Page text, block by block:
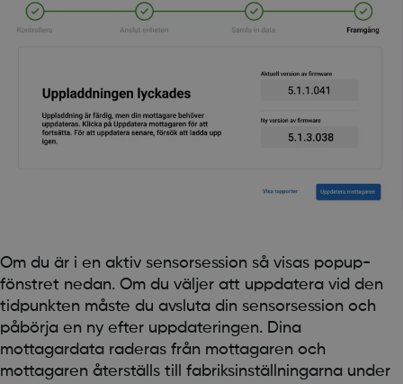
Om du är i en aktiv sensorsession så visas popup-
fönstret nedan. Om du väljer att uppdatera vid den
tidpunkten måste du avsluta din sensorsession och
påbörja en ny efter uppdateringen. Dina
mottagardata raderas från mottagaren och
mottagaren återställs till fabriksinställningarna under